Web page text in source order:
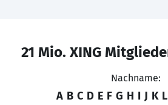
21 Mio. XING
Nachname:
A B C D E F G H I J K L